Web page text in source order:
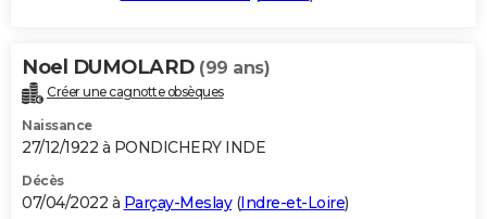
Noel DUMOLARD (99 ans)
Créer une cagnotte obsèques
Naissance
27/12/1922 à PONDICHERY INDE
Décès
07/04/2022 à Parçay-Meslay(Indre-et-Loire)